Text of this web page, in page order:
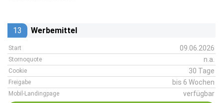
13 Werbemittel
Start 09.06.2026
Stornoquote n.a.
Cookie 30 Tage
Freigabe bis 6 Wochen
Mobil-Landingpage verfügbar